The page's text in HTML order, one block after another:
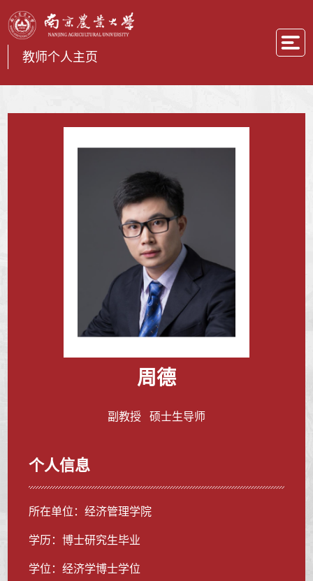
教师个人主页
周德
副教授 硕士生导师
个人信息
所在单位：经济管理学院
学历：博士研究生毕业
学位：经济学博士学位